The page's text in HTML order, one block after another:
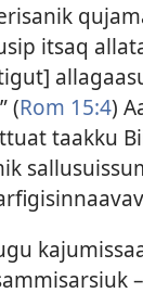
itsaq
(Rom 15:4)
taak­ku